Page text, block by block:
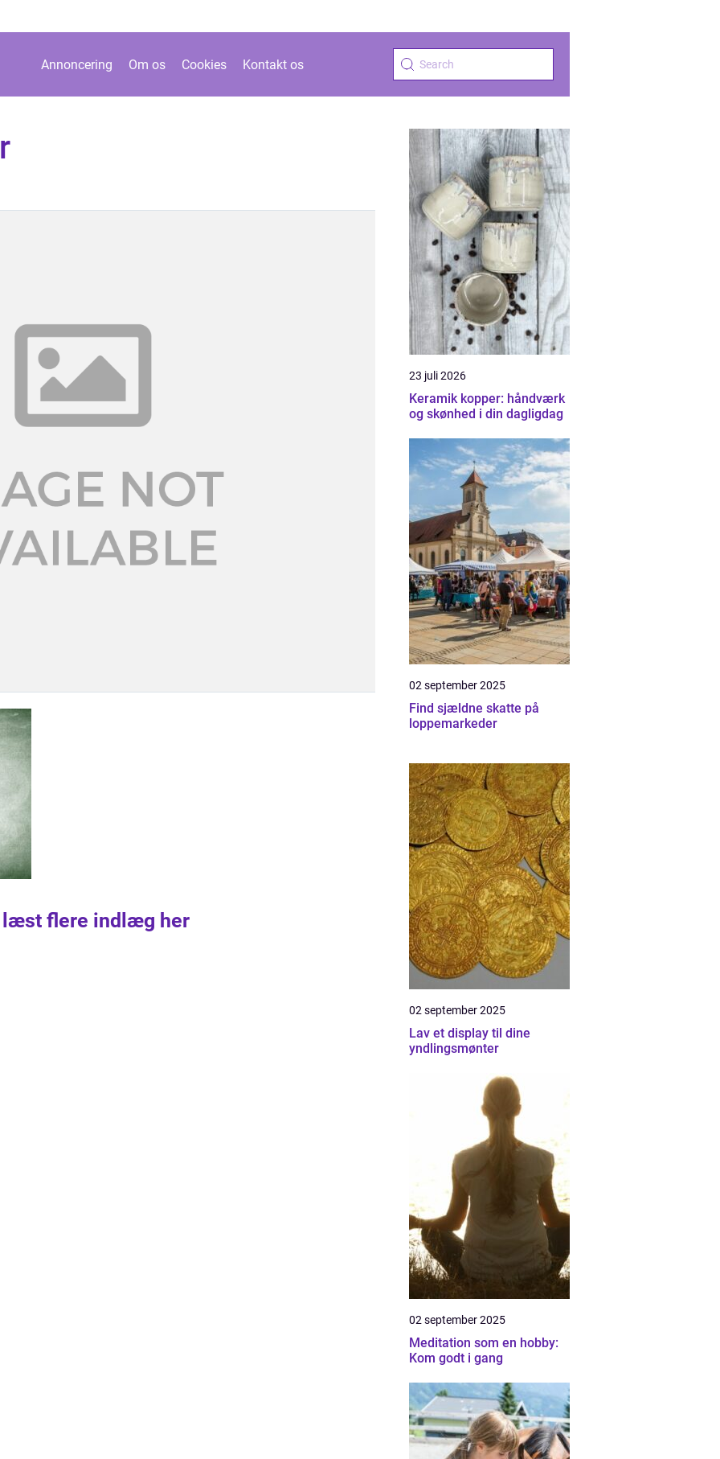
Annoncering Om os Cookies Kontakt os
læst flere indlæg her
23 juli 2026
Keramik kopper: håndværk
og skønhed i din dagligdag
02 september 2025
Find sjældne skatte på
loppemarkeder
02 september 2025
Lav et display til dine
yndlingsmønter
02 september 2025
Meditation som en hobby:
Kom godt i gang